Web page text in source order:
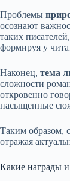
Проблемы
осознают
таких
формируя у
Наконец, тема
сложности
откровенно
насыщенные
Таким образом,
отражая
Какие награды